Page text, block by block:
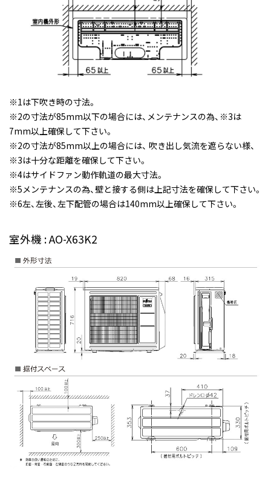
※1は下吹き時の寸法。
※2の寸法が85mm以下の場合には、メンテナンスの為、※3は
7mm以上確保して下さい。
※2の寸法が85mm以上の場合には、 吹き出し気流を遮らない様、
※3は十分な距離を確保して下さい。
※4はサイドファン動作軌道の最大寸法。
※5メンテナンスの為、壁と接する側は上記寸法を確保して下さい。
※6左、左後、左下配管の場合は140mm以上確保して下さい。
室外機 : AO-X63K2